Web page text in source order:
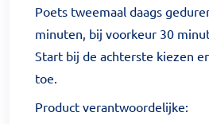
Poets tweemaal daags
minuten, bij voorkeur 30
Start bij de achterste kiezen
toe.
Product verantwoordelijke: